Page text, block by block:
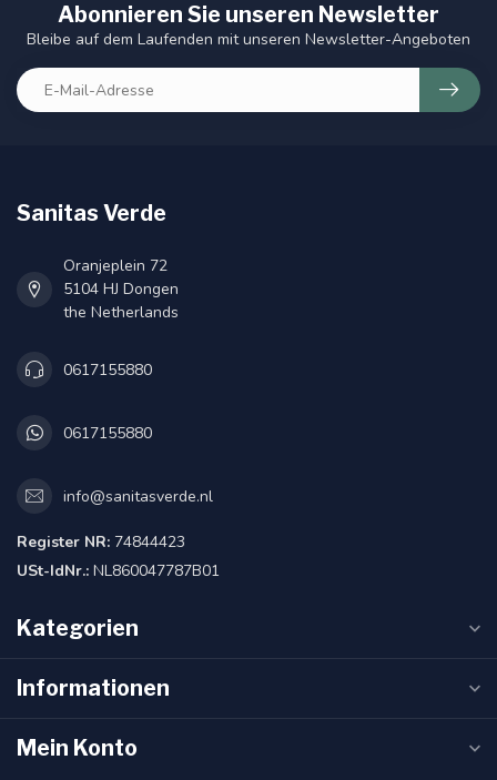
Abonnieren Sie unseren Newsletter
Bleibe auf dem Laufenden mit unseren Newsletter-Angeboten
Sanitas Verde
Oranjeplein 72
5104 HJ Dongen
the Netherlands
0617155880
0617155880
info@sanitasverde.nl
Register NR: 74844423
USt-IdNr.: NL860047787B01
Kategorien
Informationen
Mein Konto